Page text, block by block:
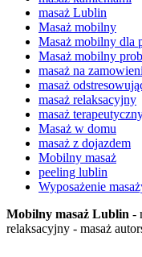
masaż Lublin
Masaż mobilny
Masaż mobilny dla
Masaż mobilny
masaż na
masaż
masaż relaksacyjny
masaż
Masaż w domu
masaż z dojazdem
Mobilny masaż
peeling lublin
Wyposażenie
Mobilny masaż Lublin -
relaksacyjny - masaż